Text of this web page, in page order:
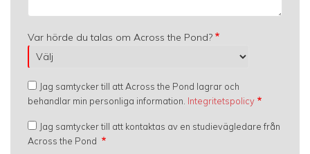
Var hörde du talas om Across the Pond?
Jag samtycker till att Across the Pond lagrar och
behandlar min personliga information. Integritetspolicy
Jag samtycker till att kontaktas av en studievägledare från
Across the Pond